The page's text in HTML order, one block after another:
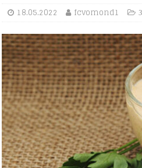
18.05.2022 fcvomond1